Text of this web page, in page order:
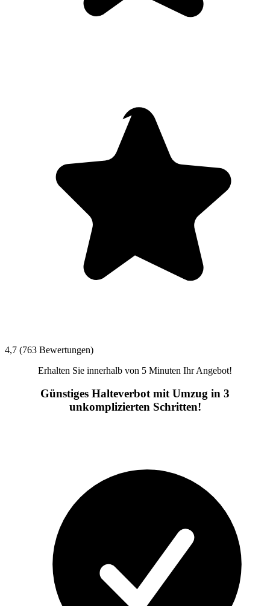
4,7 (763 Bewertungen)
Erhalten Sie innerhalb von 5 Minuten Ihr Angebot!
Günstiges Halteverbot mit Umzug in 3
unkomplizierten Schritten!